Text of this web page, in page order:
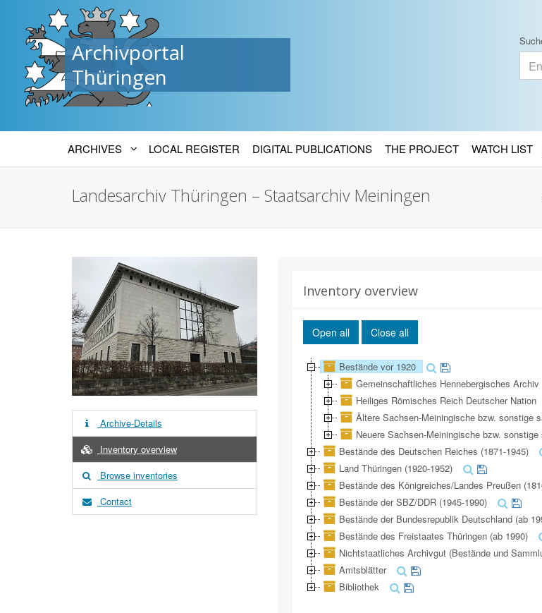
Archivportal
Thüringen
ARCHIVES LOCAL REGISTER DIGITAL PUBLICATIONS THE PROJECT WATCH LIST
Landesarchiv Thüringen – Staatsarchiv Meiningen
Archive-Details
Inventory overview
Browse inventories
Contact
Inventory overview
Open all Close all
Bestände vor 1920
Gemeinschaftliches Hennebergisches Archiv
Heiliges Römisches Reich Deutscher Nation
Ältere Sachsen-Meiningische bzw. sonstige
Neuere Sachsen-Meiningische bzw.
Bestände des Deutschen Reiches (1871-1945)
Land Thüringen (1920-1952)
Bestände des Königreiches/Landes Preußen
Bestände der SBZ/DDR (1945-1990)
Bestände der Bundesrepublik Deutschland (ab
Bestände des Freistaates Thüringen (ab 1990)
Nichtstaatliches Archivgut (Bestände und
Amtsblätter
Bibliothek